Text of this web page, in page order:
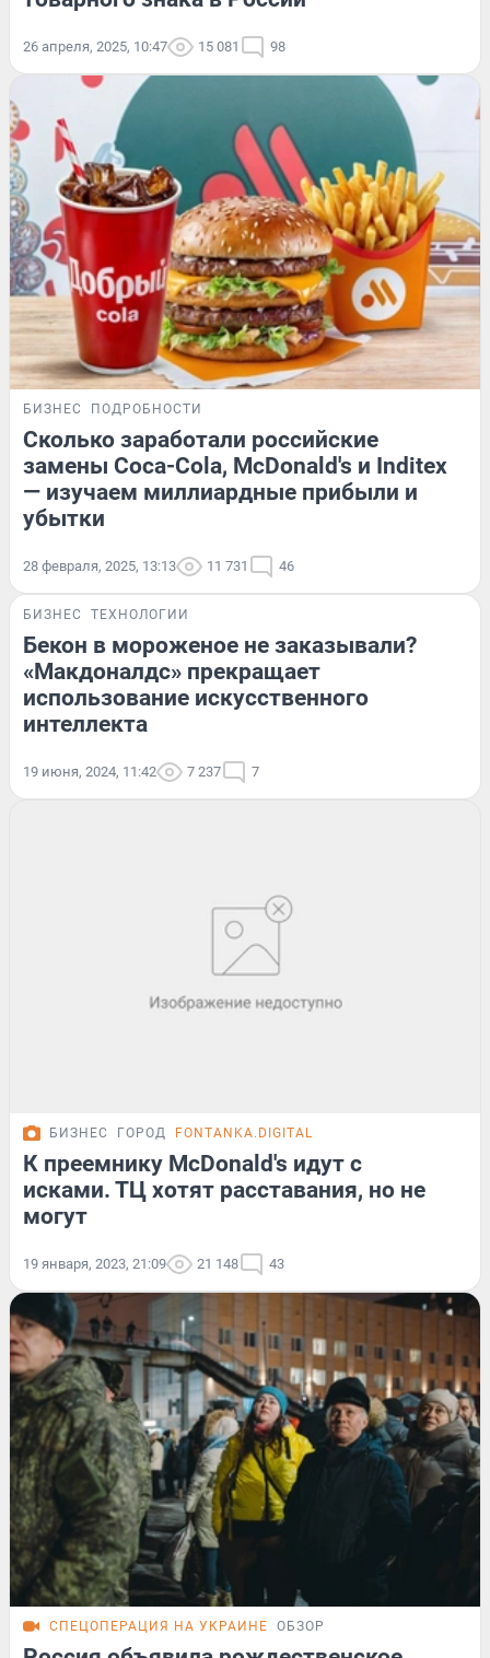
26 апреля, 2025, 10:47 15 081 98
БИЗНЕС ПОДРОБНОСТИ
Сколько заработали российские
замены Coca-Cola, McDonald's и Inditex
— изучаем миллиардные прибыли и
убытки
28 февраля, 2025, 13:13 11 731 46
БИЗНЕС ТЕХНОЛОГИИ
Бекон в мороженое не заказывали?
«Макдоналдс» прекращает
использование искусственного
интеллекта
19 июня, 2024, 11:42 7 237 7
БИЗНЕС ГОРОД FONTANKA.DIGITAL
К преемнику McDonald's идут с
исками. ТЦ хотят расставания, но не
могут
19 января, 2023, 21:09 21 148 43
СПЕЦОПЕРАЦИЯ НА УКРАИНЕ ОБЗОР